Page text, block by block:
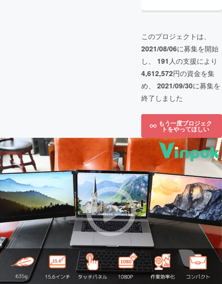
このプロジェクトは、
2021/08/06に募集を開始
し、 191 人の支援により
4,612,572円の資金を集
め、 2021/09/30に募集を
終了しました
もう一度プロジェク
トをやってほしい